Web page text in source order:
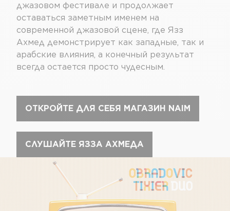
джазовом фестивале и продолжает
оставаться заметным именем на
современной джазовой сцене, где Язз
Ахмед демонстрирует как западные, так и
арабские влияния, а конечный результат
всегда остается просто чудесным.
ОТКРОЙТЕ ДЛЯ СЕБЯ МАГАЗИН NAIM
СЛУШАЙТЕ ЯЗЗА АХМЕДА